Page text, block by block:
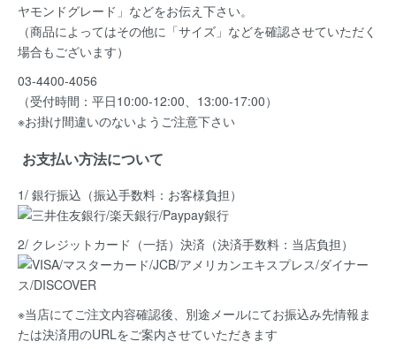
ヤモンドグレード」などをお伝え下さい。
（商品によってはその他に「サイズ」などを確認させていただく
場合もございます）
03-4400-4056
（受付時間：平日10:00-12:00、13:00-17:00）
※お掛け間違いのないようご注意下さい
お支払い方法について
1/ 銀行振込（振込手数料：お客様負担）
2/ クレジットカード（一括）決済 （決済手数料：当店負担）
※当店にてご注文内容確認後、別途メールにてお振込み先情報ま
たは決済用のURLをご案内させていただきます